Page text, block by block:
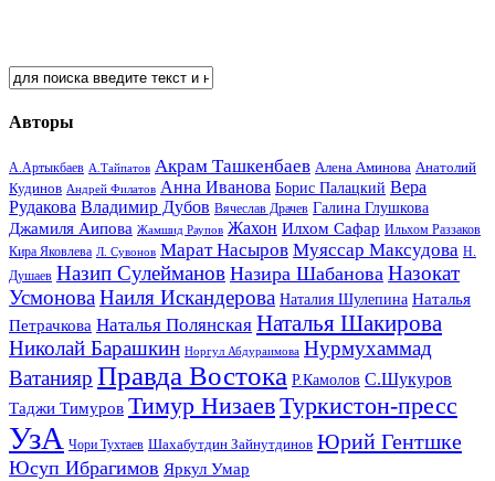
Авторы
А.Артыкбаев А.Тайпатов Акрам Ташкенбаев Алена Аминова Анатолий
Кудинов Андрей Филатов Анна Иванова Борис Палацкий Вера
Рудакова Владимир Дубов Вячеслав Драчев Галина Глушкова
Джамиля Аипова Жамшид Раупов Жахон Илхом Сафар Ильхом Раззаков
Кира Яковлева Л. Сувонов Марат Насыров Муяссар Максудова Н.
Душаев Назип Сулейманов Назира Шабанова Назокат
УсмоноваНаиля Искандерова Наталия Шулепина Наталья
Петрачкова Наталья Полянская Наталья Шакирова
Николай Барашкин Норгул Абдураимова Нурмухаммад
Ватанияр Правда Востока Р.Камолов С.Шукуров
Таджи Тимуров Тимур НизаевТуркистон-пресс
УзА Чори Тухтаев Шахабутдин Зайнутдинов Юрий Гентшке
Юсуп Ибрагимов Яркул Умар